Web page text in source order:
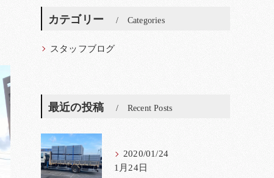
カテゴリー Categories
スタッフブログ
最近の投稿 Recent Posts
2020/01/24
1月24日